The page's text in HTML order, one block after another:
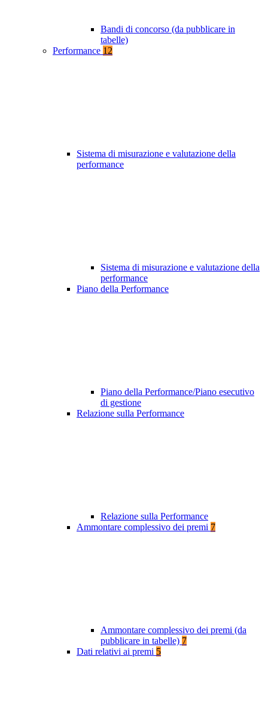
Bandi di concorso (da pubblicare in
tabelle)
Performance 12
Sistema di misurazione e valutazione della
performance
Sistema di misurazione e valutazione della
performance
Piano della Performance
Piano della Performance/Piano esecutivo
di gestione
Relazione sulla Performance
Relazione sulla Performance
Ammontare complessivo dei premi 7
Ammontare complessivo dei premi (da
pubblicare in tabelle) 7
Dati relativi ai premi 5